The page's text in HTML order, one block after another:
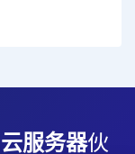
云服务器伙